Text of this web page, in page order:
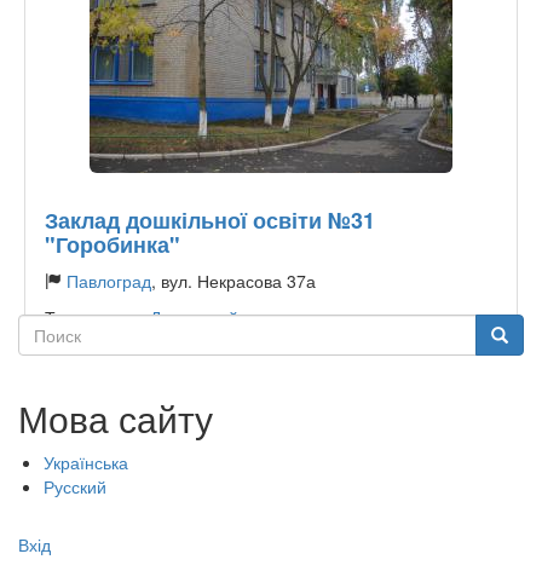
Заклад дошкільної освіти №31
"Горобинка"
Павлоград, вул. Некрасова 37а
Тип садочку:Державний
Поиск Поиск
Мова сайту
Українська
Русский
Меню
Вхід